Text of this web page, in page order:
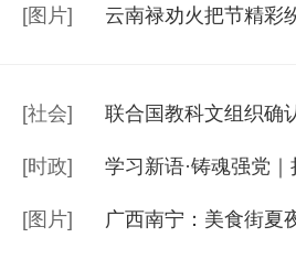
[图片] 云南禄劝火把节精彩
[社会] 联合国教科文组织确
[时政] 学习新语·铸魂强党
[图片] 广西南宁：美食街夏